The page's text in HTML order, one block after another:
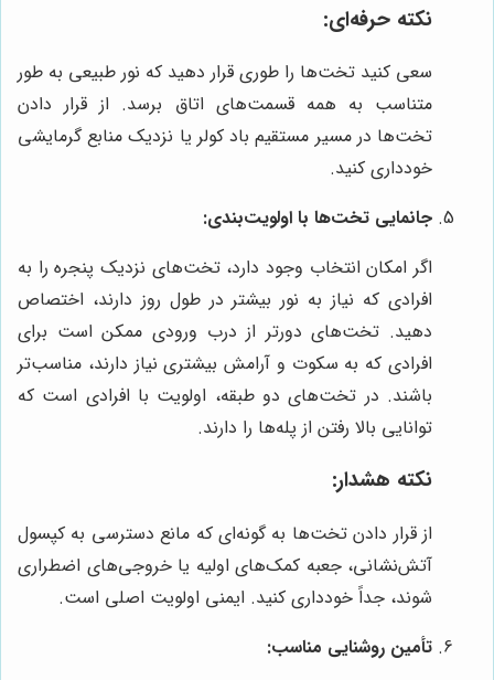
نکته حرفه‌ای:
سعی کنید تخت‌ها را طوری قرار دهید که نور طبیعی به طور
متناسب به همه قسمت‌های اتاق برسد. از قرار دادن
تخت‌ها در مسیر مستقیم باد کولر یا نزدیک منابع گرمایشی
خودداری کنید.
جانمایی تخت‌ها با اولویت‌بندی:
اگر امکان انتخاب وجود دارد، تخت‌های نزدیک پنجره را به
افرادی که نیاز به نور بیشتر در طول روز دارند، اختصاص
دهید. تخت‌های دورتر از درب ورودی ممکن است برای
افرادی که به سکوت و آرامش بیشتری نیاز دارند، مناسب‌تر
باشند. در تخت‌های دو طبقه، اولویت با افرادی است که
توانایی بالا رفتن از پله‌ها را دارند.
نکته هشدار:
از قرار دادن تخت‌ها به گونه‌ای که مانع دسترسی به کپسول
آتش‌نشانی، جعبه کمک‌های اولیه یا خروجی‌های اضطراری
شوند، جداً خودداری کنید. ایمنی اولویت اصلی است.
تأمین روشنایی مناسب: